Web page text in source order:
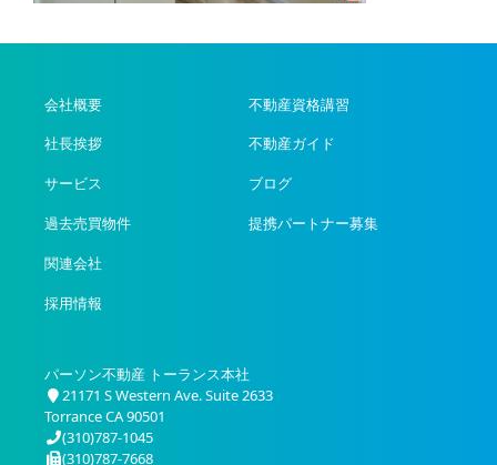
会社概要
社長挨拶
サービス
過去売買物件
関連会社
採用情報
不動産資格講習
不動産ガイド
ブログ
提携パートナー募集
パーソン不動産 トーランス本社
21171 S Western Ave. Suite 2633
Torrance CA 90501
(310)787-1045
(310)787-7668